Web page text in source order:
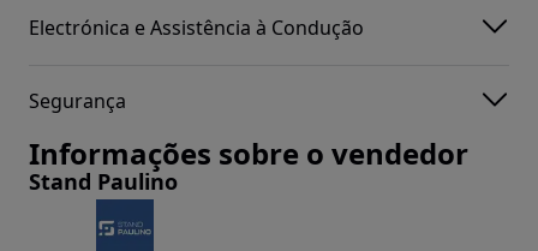
Electrónica e Assistência à Condução
Segurança
Informações sobre o vendedor
Stand Paulino